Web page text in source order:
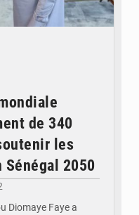
de 340
les
2050
Diomaye Faye a